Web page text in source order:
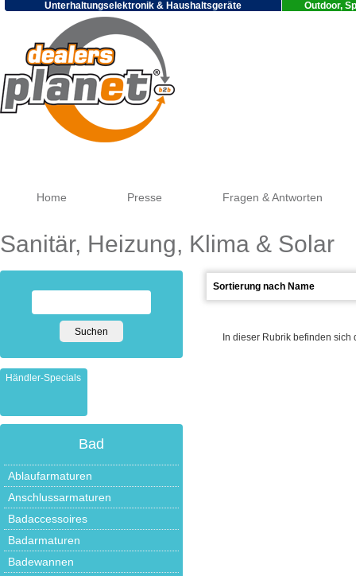
Unterhaltungselektronik & Haushaltsgeräte Outdoor,
Home Presse Fragen & Antworten
Sanitär, Heizung, Klima & Solar
In dieser Rubrik befinden
Händler-Specials
Bad
Ablaufarmaturen
Anschlussarmaturen
Badaccessoires
Badarmaturen
Badewannen